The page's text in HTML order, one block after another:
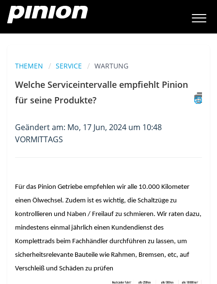
THEMEN SERVICE WARTUNG
Welche Serviceintervalle empfiehlt Pinion
für seine Produkte?
Geändert am: Mo, 17 Jun, 2024 um 10:48
VORMITTAGS
Für das Pinion Getriebe empfehlen wir alle 10.000 Kilometer
einen Ölwechsel. Zudem ist es wichtig, die Schaltzüge zu
kontrollieren und Naben / Freilauf zu schmieren. Wir raten dazu,
mindestens einmal jährlich einen Kundendienst des
Komplettrads beim Fachhändler durchführen zu lassen, um
sicherheitsrelevante Bauteile wie Rahmen, Bremsen, etc, auf
Verschleiß und Schäden zu prüfen